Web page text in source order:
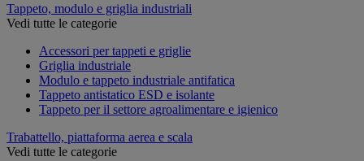
Tappeto, modulo e griglia industriali
Vedi tutte le categorie
Accessori per tappeti e griglie
Griglia industriale
Modulo e tappeto industriale antifatica
Tappeto antistatico ESD e isolante
Tappeto per il settore agroalimentare e igienico
Trabattello, piattaforma aerea e scala
Vedi tutte le categorie